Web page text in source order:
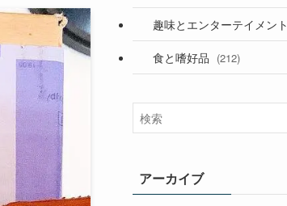
(53)
(181)
(394)
(282)
(33)
趣味とエンターテイメント
(56)
食と嗜好品 (212)
アーカイブ